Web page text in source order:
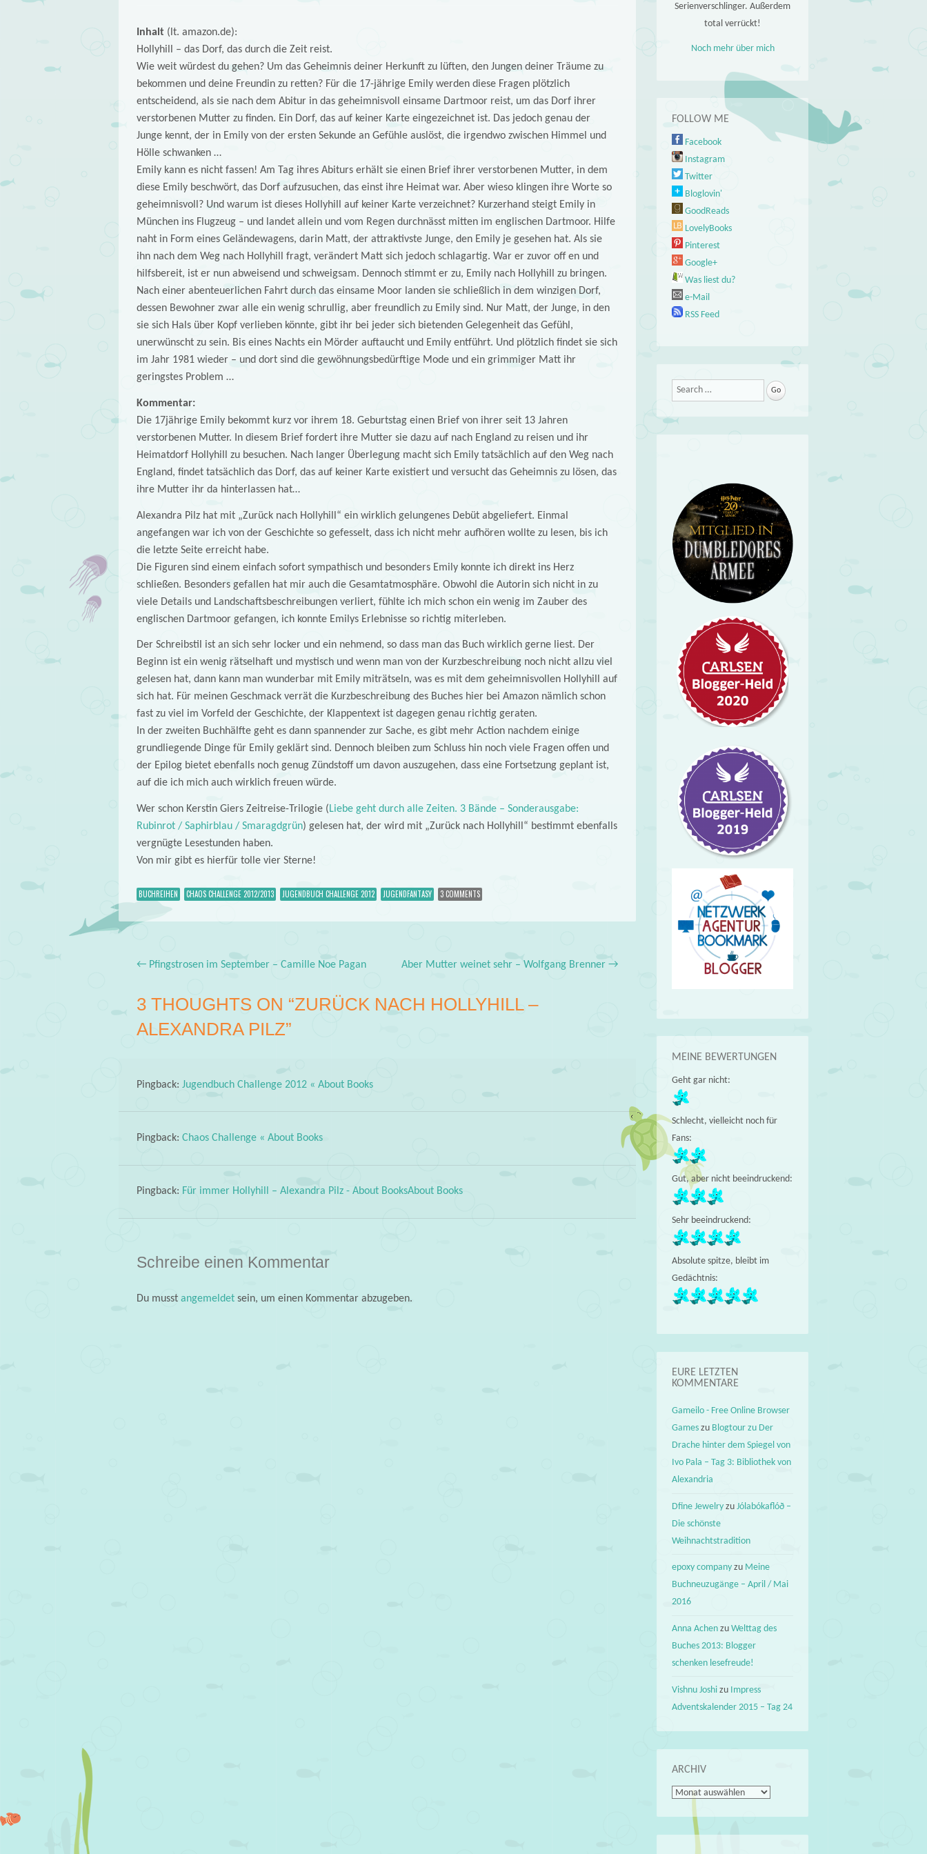
Inhalt (lt. amazon.de):
Hollyhill – das Dorf, das durch die Zeit reist.
Wie weit würdest du gehen? Um das Geheimnis deiner Herkunft zu lüften, den Jungen deiner Träume zu
bekommen und deine Freundin zu retten? Für die 17-jährige Emily werden diese Fragen plötzlich
entscheidend, als sie nach dem Abitur in das geheimnisvoll einsame Dartmoor reist, um das Dorf ihrer
verstorbenen Mutter zu finden. Ein Dorf, das auf keiner Karte eingezeichnet ist. Das jedoch genau der
Junge kennt, der in Emily von der ersten Sekunde an Gefühle auslöst, die irgendwo zwischen Himmel und
Hölle schwanken …
Emily kann es nicht fassen! Am Tag ihres Abiturs erhält sie einen Brief ihrer verstorbenen Mutter, in dem
diese Emily beschwört, das Dorf aufzusuchen, das einst ihre Heimat war. Aber wieso klingen ihre Worte so
geheimnisvoll? Und warum ist dieses Hollyhill auf keiner Karte verzeichnet? Kurzerhand steigt Emily in
München ins Flugzeug – und landet allein und vom Regen durchnässt mitten im englischen Dartmoor. Hilfe
naht in Form eines Geländewagens, darin Matt, der attraktivste Junge, den Emily je gesehen hat. Als sie
ihn nach dem Weg nach Hollyhill fragt, verändert Matt sich jedoch schlagartig. War er zuvor off en und
hilfsbereit, ist er nun abweisend und schweigsam. Dennoch stimmt er zu, Emily nach Hollyhill zu bringen.
Nach einer abenteuerlichen Fahrt durch das einsame Moor landen sie schließlich in dem winzigen Dorf,
dessen Bewohner zwar alle ein wenig schrullig, aber freundlich zu Emily sind. Nur Matt, der Junge, in den
sie sich Hals über Kopf verlieben könnte, gibt ihr bei jeder sich bietenden Gelegenheit das Gefühl,
unerwünscht zu sein. Bis eines Nachts ein Mörder auftaucht und Emily entführt. Und plötzlich findet sie sich
im Jahr 1981 wieder – und dort sind die gewöhnungsbedürftige Mode und ein grimmiger Matt ihr
geringstes Problem …
Kommentar:
Die 17jährige Emily bekommt kurz vor ihrem 18. Geburtstag einen Brief von ihrer seit 13 Jahren
verstorbenen Mutter. In diesem Brief fordert ihre Mutter sie dazu auf nach England zu reisen und ihr
Heimatdorf Hollyhill zu besuchen. Nach langer Überlegung macht sich Emily tatsächlich auf den Weg nach
England, findet tatsächlich das Dorf, das auf keiner Karte existiert und versucht das Geheimnis zu lösen, das
ihre Mutter ihr da hinterlassen hat…
Alexandra Pilz hat mit „Zurück nach Hollyhill“ ein wirklich gelungenes Debüt abgeliefert. Einmal
angefangen war ich von der Geschichte so gefesselt, dass ich nicht mehr aufhören wollte zu lesen, bis ich
die letzte Seite erreicht habe.
Die Figuren sind einem einfach sofort sympathisch und besonders Emily konnte ich direkt ins Herz
schließen. Besonders gefallen hat mir auch die Gesamtatmosphäre. Obwohl die Autorin sich nicht in zu
viele Details und Landschaftsbeschreibungen verliert, fühlte ich mich schon ein wenig im Zauber des
englischen Dartmoor gefangen, ich konnte Emilys Erlebnisse so richtig miterleben.
Der Schreibstil ist an sich sehr locker und ein nehmend, so dass man das Buch wirklich gerne liest. Der
Beginn ist ein wenig rätselhaft und mystisch und wenn man von der Kurzbeschreibung noch nicht allzu viel
gelesen hat, dann kann man wunderbar mit Emily miträtseln, was es mit dem geheimnisvollen Hollyhill auf
sich hat. Für meinen Geschmack verrät die Kurzbeschreibung des Buches hier bei Amazon nämlich schon
fast zu viel im Vorfeld der Geschichte, der Klappentext ist dagegen genau richtig geraten.
In der zweiten Buchhälfte geht es dann spannender zur Sache, es gibt mehr Action nachdem einige
grundliegende Dinge für Emily geklärt sind. Dennoch bleiben zum Schluss hin noch viele Fragen offen und
der Epilog bietet ebenfalls noch genug Zündstoff um davon auszugehen, dass eine Fortsetzung geplant ist,
auf die ich mich auch wirklich freuen würde.
Wer schon Kerstin Giers Zeitreise-Trilogie (Liebe geht durch alle Zeiten. 3 Bände – Sonderausgabe:
Rubinrot / Saphirblau / Smaragdgrün) gelesen hat, der wird mit „Zurück nach Hollyhill“ bestimmt ebenfalls
vergnügte Lesestunden haben.
Von mir gibt es hierfür tolle vier Sterne!
BUCHREIHEN CHAOS CHALLENGE 2012/2013 JUGENDBUCH CHALLENGE 2012 JUGENDFANTASY 3 COMMENTS
Post navigation
←Pfingstrosen im September – Camille Noe Pagan Aber Mutter weinet sehr – Wolfgang Brenner→
3 THOUGHTS ON “ZURÜCK NACH HOLLYHILL –
ALEXANDRA PILZ”
Pingback: Jugendbuch Challenge 2012 « About Books
Pingback: Chaos Challenge « About Books
Pingback: Für immer Hollyhill – Alexandra Pilz - About BooksAbout Books
Schreibe einen Kommentar
Du musst angemeldetsein, um einen Kommentar abzugeben.
Serienverschlinger. Außerdem
total verrückt!
Noch mehr über mich
FOLLOW ME
Facebook
Instagram
Twitter
Bloglovin'
GoodReads
LovelyBooks
Pinterest
Google+
Was liest du?
e-Mail
RSS Feed
Search
MEINE BEWERTUNGEN
Geht gar nicht:
Schlecht, vielleicht noch für
Fans:
Gut, aber nicht beeindruckend:
Sehr beeindruckend:
Absolute spitze, bleibt im
Gedächtnis:
EURE LETZTEN
KOMMENTARE
Gameilo - Free Online Browser
Games zu Blogtour zu Der
Drache hinter dem Spiegel von
Ivo Pala – Tag 3: Bibliothek von
Alexandria
Dfine Jewelry zuJólabókaflóð –
Die schönste
Weihnachtstradition
epoxy company zu Meine
Buchneuzugänge – April / Mai
2016
Anna Achen zuWelttag des
Buches 2013: Blogger
schenken lesefreude!
Vishnu Joshi zu Impress
Adventskalender 2015 – Tag 24
ARCHIV
Archiv